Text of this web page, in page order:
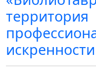
территория